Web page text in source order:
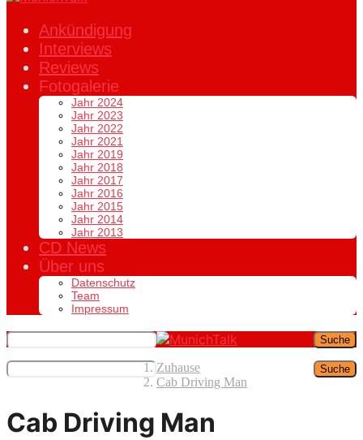
Ankündigung
Interviews
Reviews
Fotogalerie
Jahr 2024
Jahr 2023
Jahr 2022
Jahr 2021
Jahr 2019
Jahr 2018
Jahr 2017
Jahr 2016
Jahr 2015
Jahr 2014
Jahr 2013
CD News
Über uns
Datenschutz
Team
Impressum
Suche
Suche
Zuhause
Cab Driving Man
Cab Driving Man